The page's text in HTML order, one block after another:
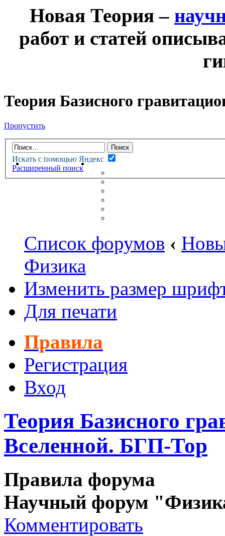
Новая Теория –
работ и статей
Теория Базисного
Пропустить
Искать с помощью Яндекс
Расширенный поиск
НОВАЯ ТЕОРИЯФОРУМ
НЕПРОЧИТАННЫЕ
Список форумов ‹
Физика
Изменить размер
Для печати
Правила
Регистрация
Вход
Теория Базисного
Вселенной. БГП-Тор
Правила форума
Научный форум
Комментировать